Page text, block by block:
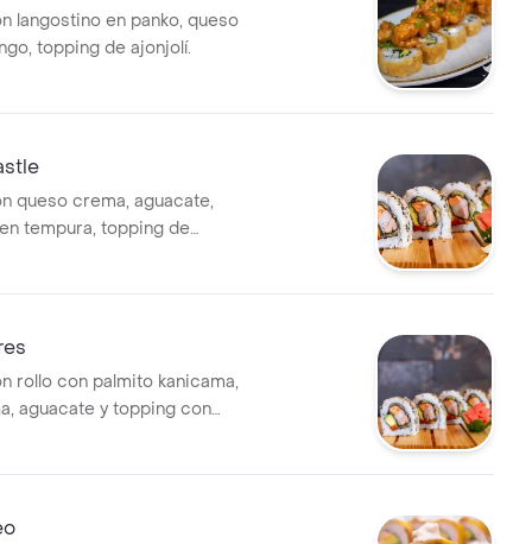
langostino en panko, queso
topping de ajonjolí.
queso crema, aguacate,
tempura, topping de
crispy y ajonjolí,
rollo con palmito kanicama,
aguacate y topping con